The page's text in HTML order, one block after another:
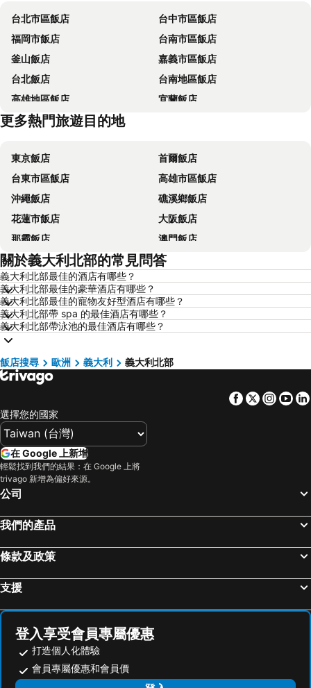
台北市區飯店
台中市區飯店
福岡市飯店
台南市區飯店
釜山飯店
嘉義市區飯店
台北飯店
台南地區飯店
高雄地區飯店
宜蘭飯店
台東飯店
更多熱門旅遊目的地
東京飯店
首爾飯店
台東市區飯店
高雄市區飯店
沖繩飯店
礁溪鄉飯店
花蓮市飯店
大阪飯店
那霸飯店
澳門飯店
新加坡飯店
香港飯店
京都飯店
恆春飯店
北投飯店
羅東市飯店
名古屋飯店
淡水區飯店
花蓮飯店
南投飯店
澎湖飯店
新竹地區飯店
東京都飯店
金門飯店
屏東飯店
胡志明市飯店
京都府飯店
神奈川縣飯店
關於義大利北部的常見問答
義大利北部最佳的酒店有哪些？
義大利北部最佳的豪華酒店有哪些？
義大利北部最佳的寵物友好型酒店有哪些？
義大利北部帶 spa 的最佳酒店有哪些？
義大利北部帶泳池的最佳酒店有哪些？
飯店搜尋 歐洲 義大利 義大利北部
Facebook
Twitter
選擇您的國家
在 Google 上新增
輕鬆找到我們的結果：在 Google 上將
trivago 新增為偏好來源。
公司
我們的產品
條款及政策
支援
登入享受會員專屬優惠
打造個人化體驗
會員專屬優惠和會員價